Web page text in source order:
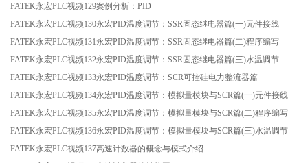
FATEK永宏PLC视频129案例分析：PID
FATEK永宏PLC视频130永宏PID温度调节：SSR固态继电器篇(一)元件接线
FATEK永宏PLC视频131永宏PID温度调节：SSR固态继电器篇(二)程序编写
FATEK永宏PLC视频132永宏PID温度调节：SSR固态继电器篇(三)水温调节
FATEK永宏PLC视频133永宏PID温度调节：SCR可控硅电力整流器篇
FATEK永宏PLC视频134永宏PID温度调节：模拟量模块与SCR篇(一)元件接线
FATEK永宏PLC视频135永宏PID温度调节：模拟量模块与SCR篇(二)程序编写
FATEK永宏PLC视频136永宏PID温度调节：模拟量模块与SCR篇(三)水温调节
FATEK永宏PLC视频137高速计数器的概念与模式介绍